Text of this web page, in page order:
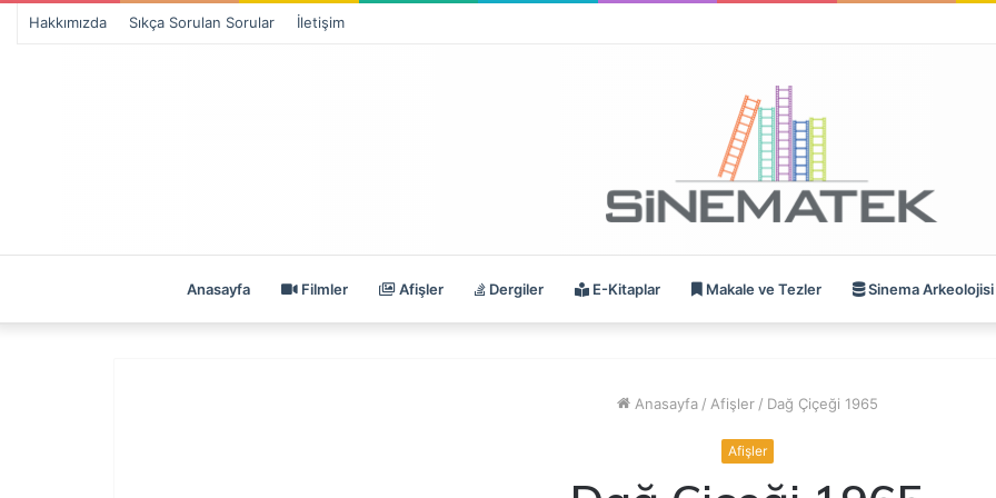
Hakkımızda Sıkça Sorulan Sorular İletişim
Anasayfa Filmler Afişler Dergiler E-Kitaplar Makale ve Tezler Sinema Arkeolojisi
Anasayfa / Afişler / Dağ Çiçeği 1965
Afişler